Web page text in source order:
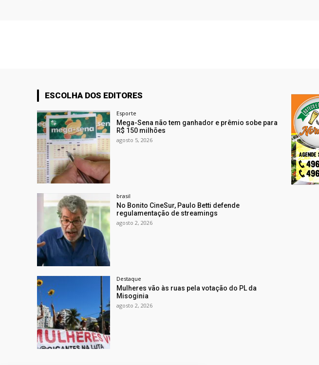
ESCOLHA DOS EDITORES
Esporte
Mega-Sena não tem ganhador e prêmio sobe para
R$ 150 milhões
agosto 5, 2026
brasil
No Bonito CineSur, Paulo Betti defende
regulamentação de streamings
agosto 2, 2026
Destaque
Mulheres vão às ruas pela votação do PL da
Misoginia
agosto 2, 2026